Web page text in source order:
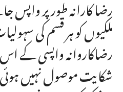
رضا کارانہ طور پر
ملکیوں کو ہر قسم کی
رضاکاروانہ واپسی کے
شکایت موصول نہیں ہوئی